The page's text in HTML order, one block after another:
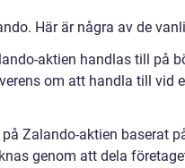
Här är några av de
aktien handlas till på
om att handla till vid
Zalando-aktien baserat
genom att dela